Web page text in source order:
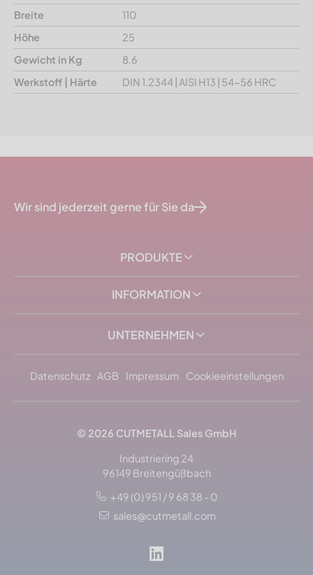
Breite
110
Höhe
25
Gewicht in Kg
8.6
Werkstoff | Härte
DIN 1.2344 | AISI H13 | 54-56 HRC
Wir sind jederzeit gerne für Sie da
PRODUKTE
INFORMATION
UNTERNEHMEN
Datenschutz AGB Impressum Cookieeinstellungen
© 2026 CUTMETALL Sales GmbH
Industriering 24
96149 Breitengüßbach
+49 (0) 951 / 9 68 38 - 0
sales@cutmetall.com